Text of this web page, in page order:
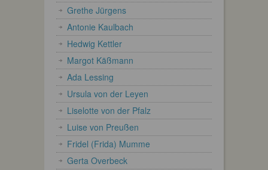
Grethe Jürgens
Antonie Kaulbach
Hedwig Kettler
Margot Käßmann
Ada Lessing
Ursula von der Leyen
Liselotte von der Pfalz
Luise von Preußen
Fridel (Frida) Mumme
Gerta Overbeck